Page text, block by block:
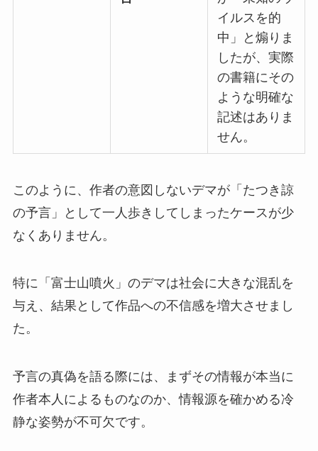
イルスを的
中」と煽りま
したが、実際
の書籍にその
ような明確な
記述はありま
せん。
このように、作者の意図しないデマが「たつき諒
の予言」として一人歩きしてしまったケースが少
なくありません。
特に「富士山噴火」のデマは社会に大きな混乱を
与え、結果として作品への不信感を増大させまし
た。
予言の真偽を語る際には、まずその情報が本当に
作者本人によるものなのか、情報源を確かめる冷
静な姿勢が不可欠です。